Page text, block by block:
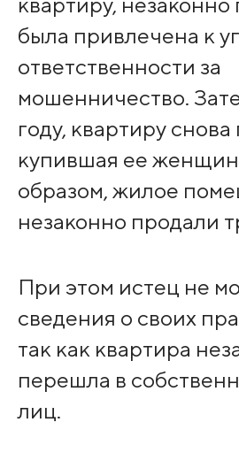
была привлечена к
ответственности за
мошенничество.
году, квартиру
купившая ее
образом, жилое
незаконно продали
При этом истец не
сведения о своих
так как квартира
перешла в
лиц.